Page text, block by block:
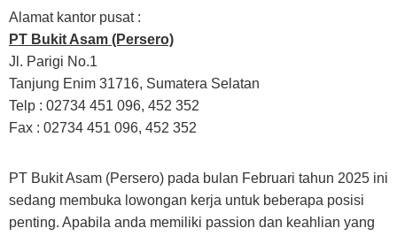
Alamat kantor pusat :
PT Bukit Asam (Persero)
Jl. Parigi No.1
Tanjung Enim 31716, Sumatera Selatan
Telp : 02734 451 096, 452 352
Fax : 02734 451 096, 452 352
PT Bukit Asam (Persero) pada bulan Februari tahun 2025 ini
sedang membuka lowongan kerja untuk beberapa posisi
penting. Apabila anda memiliki passion dan keahlian yang